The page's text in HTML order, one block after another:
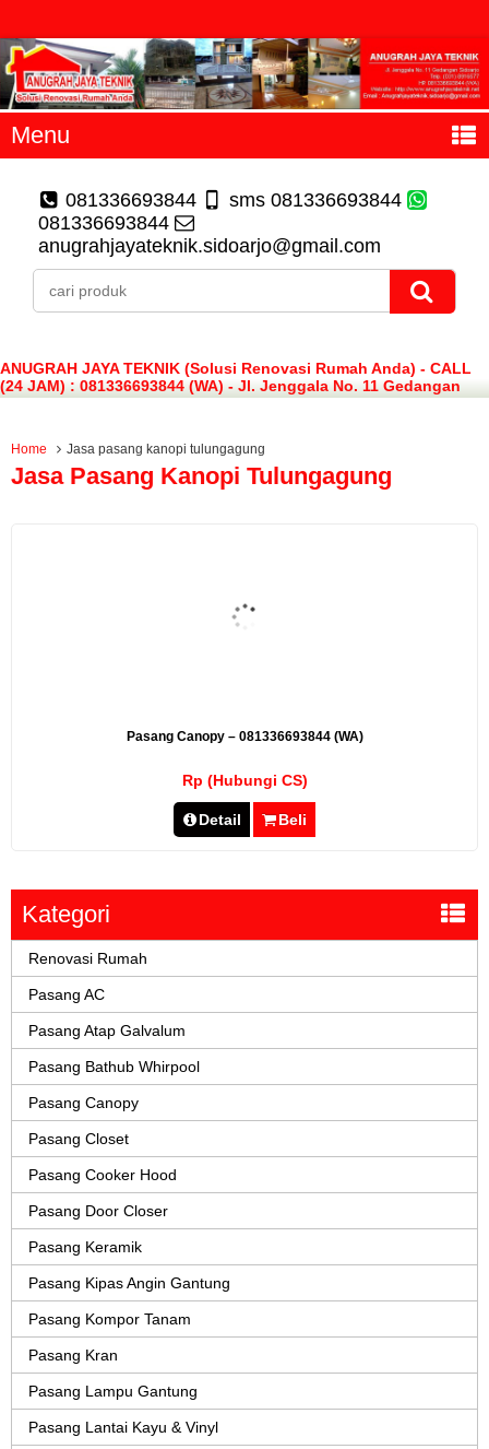
Menu
081336693844
sms 081336693844
081336693844
anugrahjayateknik.sidoarjo@gmail.com
ANUGRAH JAYA TEKNIK (Solusi Renovasi Rumah Anda) - CALL
(24 JAM) : 081336693844 (WA) - Jl. Jenggala No. 11 Gedangan
Sidoarjo
Home Jasa pasang kanopi tulungagung
Jasa Pasang Kanopi Tulungagung
Pasang Canopy – 081336693844 (WA)
Rp (Hubungi CS)
Detail Beli
Kategori
Renovasi Rumah
Pasang AC
Pasang Atap Galvalum
Pasang Bathub Whirpool
Pasang Canopy
Pasang Closet
Pasang Cooker Hood
Pasang Door Closer
Pasang Keramik
Pasang Kipas Angin Gantung
Pasang Kompor Tanam
Pasang Kran
Pasang Lampu Gantung
Pasang Lantai Kayu & Vinyl